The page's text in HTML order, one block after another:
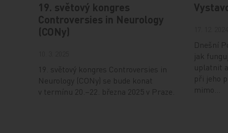
19. světový kongres
Controversies in Neurology
(CONy)
19. světový kongres Controversies in
Neurology (CONy) se bude konat
v termínu 20.–22. března 2025 v Praze.
Dnešní
jak
uplatnit
při jeho
mimo…